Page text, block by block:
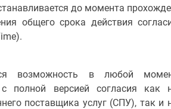
до момента
общего срока действия
возможность в любой
с полной версией согласия как
поставщика услуг (СПУ), так и